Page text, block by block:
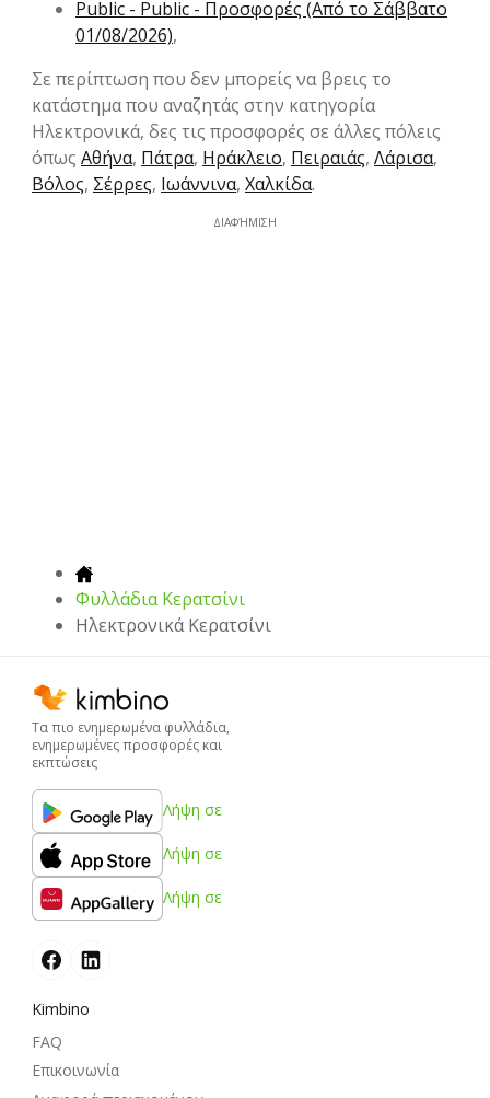
Public - Public - Προσφορές (Από το Σάββατο
01/08/2026),
Σε περίπτωση που δεν μπορείς να βρεις το
κατάστημα που αναζητάς στην κατηγορία
Hλεκτρονικά, δες τις προσφορές σε άλλες πόλεις
όπως Αθήνα, Πάτρα, Ηράκλειο, Πειραιάς, Λάρισα,
Βόλος, Σέρρες, Ιωάννινα, Χαλκίδα.
ΔΙΑΦΉΜΙΣΗ
Φυλλάδια Κερατσίνι
Hλεκτρονικά Κερατσίνι
Τα πιο ενημερωμένα φυλλάδια,
ενημερωμένες προσφορές και
εκπτώσεις
Λήψη σε
Λήψη σε
Λήψη σε
Kimbino
FAQ
Επικοινωνία